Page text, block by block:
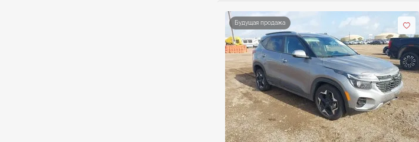
Будущая продажа